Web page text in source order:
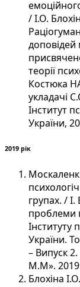
/ І.О.
доповідей
теорії
Костюка
укладачі
Інститут
України,
2019 рік
групах. /
проблеми
Інституту
України.
– Випуск
М.М». 2019
Блохіна